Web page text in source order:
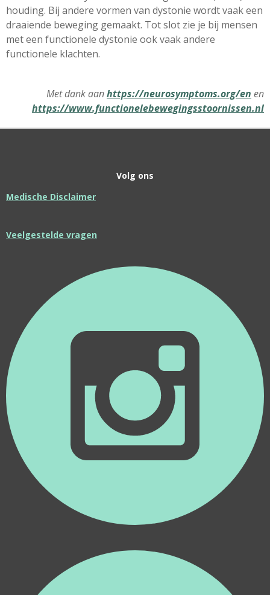
houding. Bij andere vormen van dystonie wordt vaak een
draaiende beweging gemaakt. Tot slot zie je bij mensen
met een functionele dystonie ook vaak andere
functionele klachten.
Met dank aanhttps://neurosymptoms.org/en en
https://www.functionelebewegingsstoornissen.nl
Volg ons
Medische Disclaimer
Veelgestelde vragen